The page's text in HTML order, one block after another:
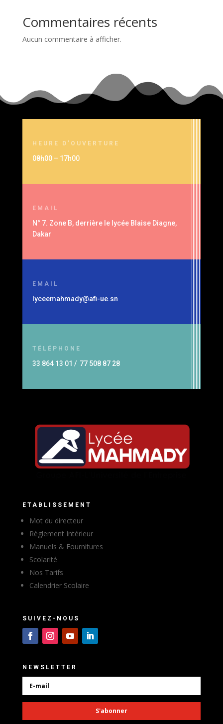
Commentaires récents
Aucun commentaire à afficher.
HEURE D’OUVERTURE
08h00 – 17h00
EMAIL
N° 7. Zone B, derrière le lycée Blaise Diagne,
Dakar
EMAIL
lyceemahmady@afi-ue.sn
TÉLÉPHONE
33 864 13 01 / 77 508 87 28
ETABLISSEMENT
Mot du directeur
Règlement Intérieur
Manuels & Fournitures
Scolarité
Nos Tarifs
Calendrier Scolaire
SUIVEZ-NOUS
NEWSLETTER
S'abonner